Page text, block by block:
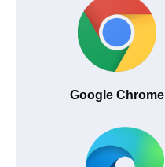
Google Chrome